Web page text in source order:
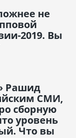
не
2019. Вы
Рашид
СМИ,
сборную
уровень
Что вы